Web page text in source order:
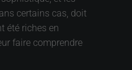
certains cas, doit
été riches en
faire comprendre